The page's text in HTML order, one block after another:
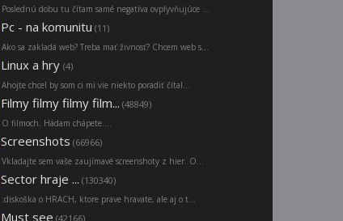
Poslednú dobu tu čítam samé negatíva ovplyvňujúce ...
Pc - na komunitu (11)
Ako sa zakladá web? Treba mať živnosť? Chcem web s...
Linux a hry (4)
Ahojte chcel by som ci mi vie niekto poradiť čítal...
Filmy filmy filmy film... (48849)
O filmoch. Hádam chápete....
Screenshots (66966)
Vkladajte sem vaše zaujímavé screenshoty z hier. O...
Sector hraje ... (130340)
:diskoška o HRACH, ktore prave hravate, ale aj o t...
Must see (42166)